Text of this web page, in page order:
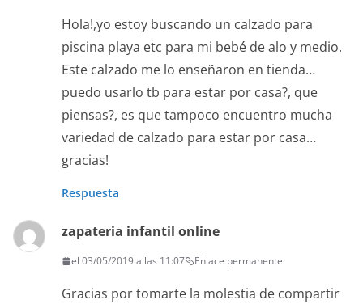
Hola!,yo estoy buscando un calzado para
piscina playa etc para mi bebé de alo y medio.
Este calzado me lo enseñaron en tienda…
puedo usarlo tb para estar por casa?, que
piensas?, es que tampoco encuentro mucha
variedad de calzado para estar por casa…
gracias!
Respuesta
zapateria infantil online
el 03/05/2019 a las 11:07 Enlace permanente
Gracias por tomarte la molestia de compartir